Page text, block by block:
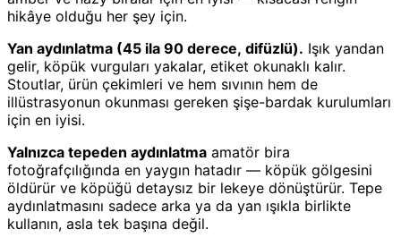
hikâye olduğu her şey için.
Yan aydınlatma (45 ila 90 derece, difüzlü). Işık yandan
gelir, köpük vurguları yakalar, etiket okunaklı kalır.
Stoutlar, ürün çekimleri ve hem sıvının hem de
illüstrasyonun okunması gereken şişe-bardak kurulumları
için en iyisi.
Yalnızca tepeden aydınlatma amatör bira
fotoğrafçılığında en yaygın hatadır — köpük gölgesini
öldürür ve köpüğü detaysız bir lekeye dönüştürür. Tepe
aydınlatmasını sadece arka ya da yan ışıkla birlikte
kullanın, asla tek başına değil.